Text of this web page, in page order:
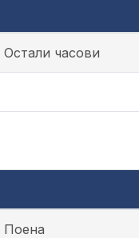
Остали часови
Поена